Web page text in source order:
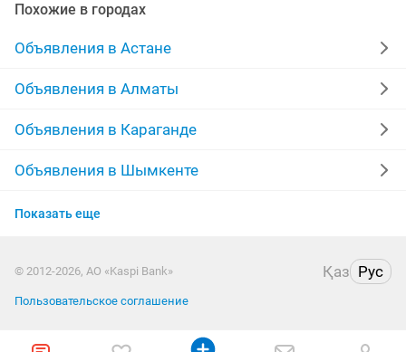
Похожие в городах
Объявления в Астане
Объявления в Алматы
Объявления в Караганде
Объявления в Шымкенте
Объявления в Усть-Каменогорске
Объявления в Актау
Показать еще
© 2012-2026, АО «Kaspi Bank» Қаз Рус
Пользовательское соглашение